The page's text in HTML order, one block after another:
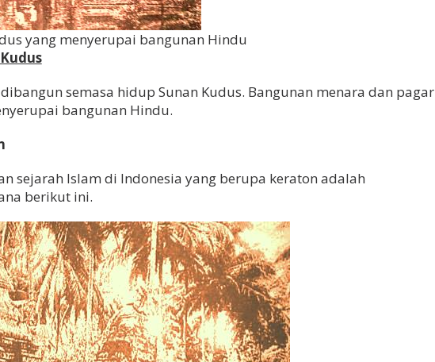
yang menyerupai bangunan Hindu
semasa hidup Sunan Kudus. Bangunan menara dan pagar
bangunan Hindu.
sejarah Islam di Indonesia yang berupa keraton adalah
berikut ini.